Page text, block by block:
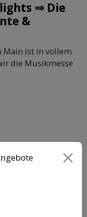
⇒ Die
&
Main ist in vollem
die Musikmesse